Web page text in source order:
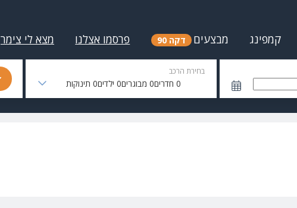
קמפינג מבצעים דקה 90 פרסמו אצלנו מצא לי צימר
בחירת הרכב
0חדרים0מבוגרים0ילדים0תינוקות